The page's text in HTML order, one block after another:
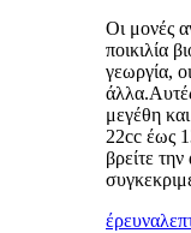
Οι μονές
ποικιλία
γεωργία,
μεγέθη
22cc έως
βρείτε την
έρευνα